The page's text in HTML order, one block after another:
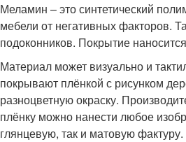
Меламин – это синтетический
мебели от негативных факторов.
подоконников. Покрытие
Материал может визуально и
покрывают плёнкой с рисунком
разноцветную окраску.
плёнку можно нанести любое
глянцевую, так и матовую фактуру.